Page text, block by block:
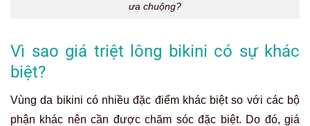
ưa chuộng?
Vì sao giá triệt lông bikini có sự khác
biệt?
Vùng da bikini có nhiều đặc điểm khác biệt so với các bộ
phận khác nên cần được chăm sóc đặc biệt. Do đó, giá